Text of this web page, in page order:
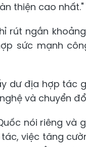
thiện cao nhất."
rút ngắn
sức mạnh
dư địa hợp tác
và chuyển
nói riêng và
việc tăng